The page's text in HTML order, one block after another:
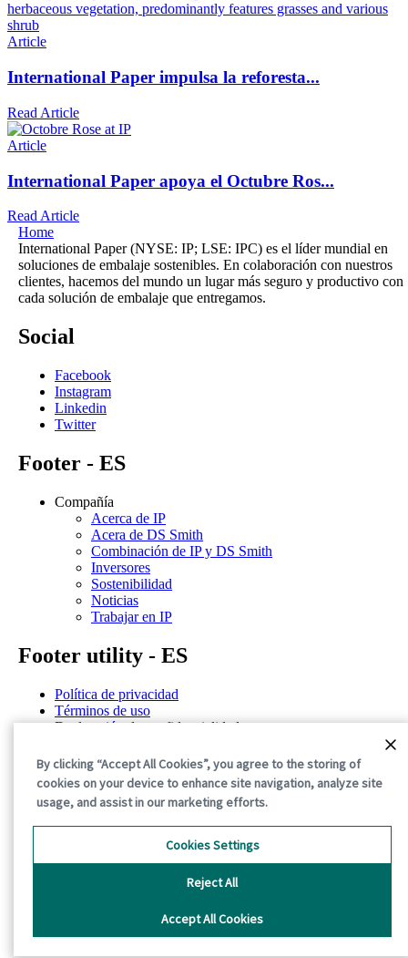
Article
International Paper impulsa la reforesta...
Read Article
Article
International Paper apoya el Octubre Ros...
Read Article
Home
International Paper (NYSE: IP; LSE: IPC) es el líder mundial en
soluciones de embalaje sostenibles. En colaboración con nuestros
clientes, hacemos del mundo un lugar más seguro y productivo con
cada solución de embalaje que entregamos.
Social
Facebook
Instagram
Linkedin
Twitter
Footer - ES
Compañía
Acerca de IP
Acera de DS Smith
Combinación de IP y DS Smith
Inversores
Sostenibilidad
Noticias
Trabajar en IP
Footer utility - ES
Política de privacidad
Términos de uso
Declaración de confidencialidad
Términos y condiciones generales
©2026 International Paper. All Rights Reserved.
By clicking “Accept All Cookies”, you agree to the storing of
cookies on your device to enhance site navigation, analyze site
usage, and assist in our marketing efforts.
Accept All Cookies
Reject All
Cookies Settings